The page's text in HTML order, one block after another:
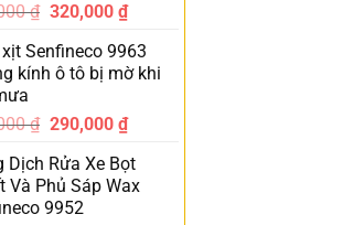
₫ 320,000 ₫
Senfineco 9963
kính ô tô bị mờ khi
₫ 290,000 ₫
Dịch Rửa Xe Bọt
Và Phủ Sáp Wax
9952